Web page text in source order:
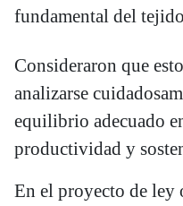
fundamental del
Consideraron que
analizarse
equilibrio adecuado
productividad y
En el proyecto de ley